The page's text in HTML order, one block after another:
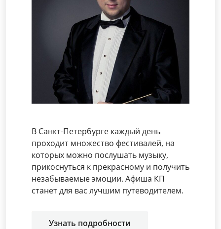
В Санкт-Петербурге каждый день
проходит множество фестивалей, на
которых можно послушать музыку,
прикоснуться к прекрасному и получить
незабываемые эмоции. Афиша КП
станет для вас лучшим путеводителем.
Узнать подробности